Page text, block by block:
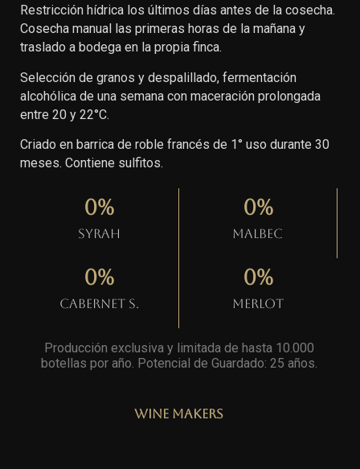
Restricción hídrica los últimos días antes de la cosecha.
Cosecha manual las primeras horas de la mañana y
traslado a bodega en la propia finca.
Selección de granos y despalillado, fermentación
alcohólica de una semana con maceración prolongada
entre 20 y 22°C.
Criado en barrica de roble francés de 1° uso durante 30
meses. Contiene sulfitos.
Syrah
0%
Malbec
0%
Cabernet S.
0%
Merlot
0%
Producción exclusiva y limitada de hasta 10.000
botellas por año. Potencial de Guardado: 25 años
Wine Makers